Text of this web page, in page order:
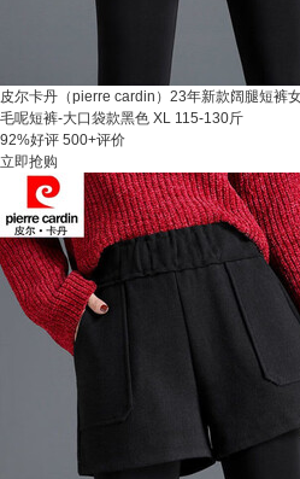
皮尔卡丹（pierre cardin）23年新款阔腿短裤
毛呢短裤-大口袋款黑色 XL 115-130斤
92%好评 500+评价
立即抢购